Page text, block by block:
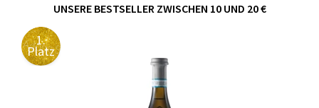
UNSERE BESTSELLER ZWISCHEN 10 UND 20 €
1.
Platz